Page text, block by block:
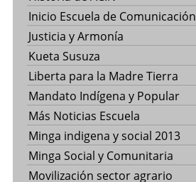
Inicio Escuela de Comunicación
Justicia y Armonía
Kueta Susuza
Liberta para la Madre Tierra
Mandato Indígena y Popular
Más Noticias Escuela
Minga indigena y social 2013
Minga Social y Comunitaria
Movilización sector agrario